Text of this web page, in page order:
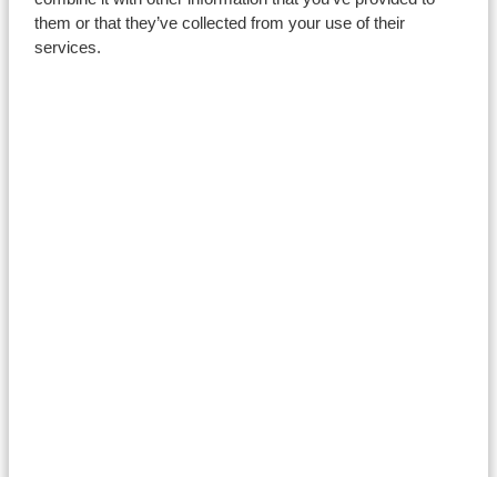
them or that they’ve collected from your use of their
services.